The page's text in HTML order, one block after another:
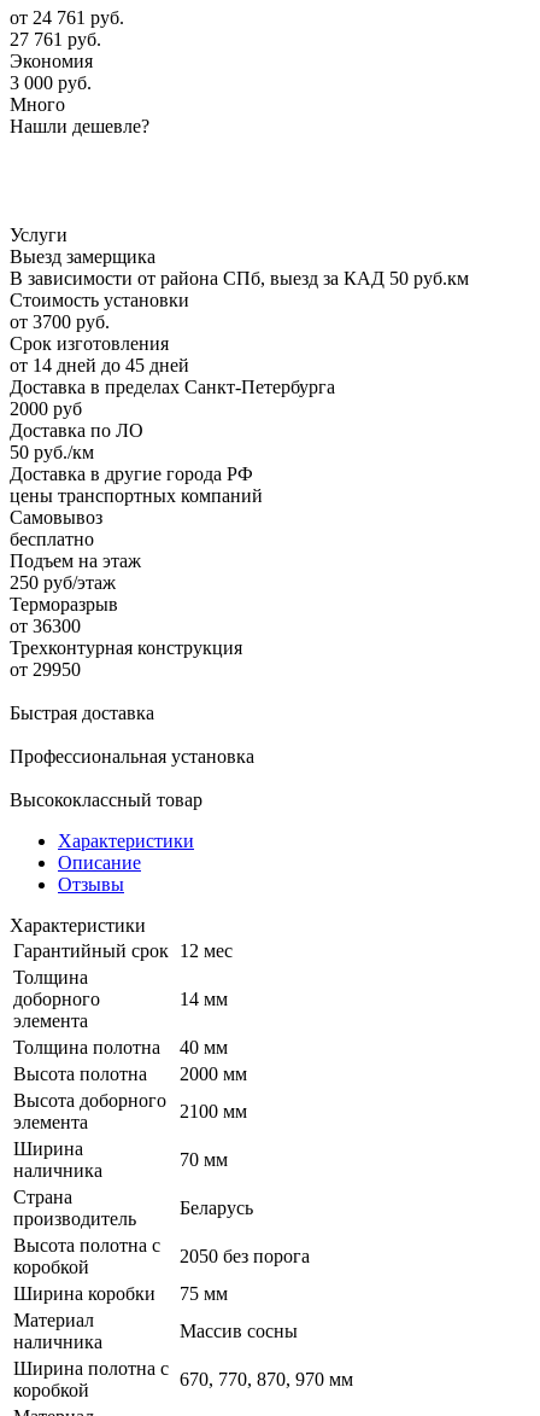
от 24 761 руб.
27 761 руб.
Экономия
3 000 руб.
Много
Нашли дешевле?
Услуги
Выезд замерщика
В зависимости от района СПб, выезд за КАД 50 руб.км
Стоимость установки
от 3700 руб.
Срок изготовления
от 14 дней до 45 дней
Доставка в пределах Санкт-Петербурга
2000 руб
Доставка по ЛО
50 руб./км
Доставка в другие города РФ
цены транспортных компаний
Самовывоз
бесплатно
Подъем на этаж
250 руб/этаж
Терморазрыв
от 36300
Трехконтурная конструкция
от 29950
Быстрая доставка
Профессиональная установка
Высококлассный товар
Характеристики
Описание
Отзывы
Характеристики
Гарантийный срок 12 мес
Толщина
доборного
элемента
14 мм
Толщина полотна
40 мм
Высота полотна
2000 мм
Высота доборного
элемента
2100 мм
Ширина
наличника
70 мм
Страна
производитель
Беларусь
Высота полотна с
коробкой
2050 без порога
Ширина коробки
75 мм
Материал
наличника
Массив сосны
Ширина полотна с
коробкой
670, 770, 870, 970 мм